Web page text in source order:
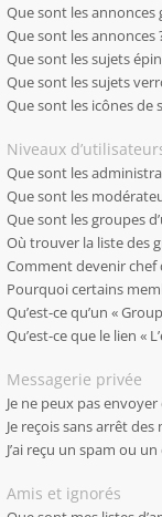
Que sont les annonces
Que sont les annonces
Que sont les sujets
Que sont les sujets
Que sont les icônes de
Niveaux
Que sont les
Que sont les
Que sont les groupes
Où trouver la liste des
Comment devenir chef
Pourquoi certains
Qu’est-ce qu’un «
Qu’est-ce que le lien «
Messagerie privée
Je ne peux pas
Je reçois sans arrêt
J’ai reçu un spam ou
Amis et ignorés